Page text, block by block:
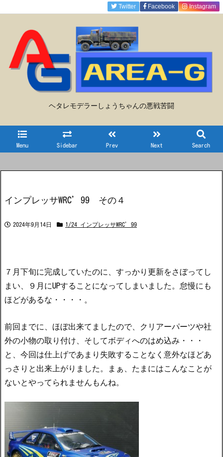
ヘタレモデラーしょうちゃんの悪戦苦闘
Menu Sidebar Prev Next Search
Twitter Facebook Instagram
インプレッサWRC’99 その４
2024年9月14日 1/24 インプレッサWRC’99
７月下旬に完成していたのに、すっかり更新をさぼってし
まい、９月にUPすることになってしまいました。怠慢にも
ほどがあるな・・・・。
前回までに、ほぼ出来てましたので、クリアーパーツや社
外の小物の取り付け、そしてボディへのはめ込み・・・
と、今回は仕上げであまり失敗することなく意外なほどあ
っさりと出来上がりました。まぁ、たまにはこんなことが
ないとやってられませんもんね。